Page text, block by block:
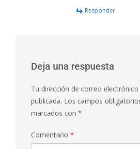
Responder
Deja una respuesta
Tu dirección de correo
publicada. Los campos
marcados con *
Comentario *